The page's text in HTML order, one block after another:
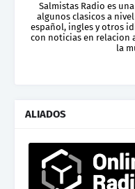
Salmistas Radio es
algunos clasicos a
español, ingles y otros
con noticias en relacion
la
ALIADOS